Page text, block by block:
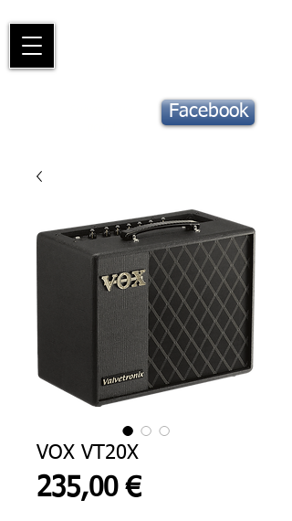
Facebook
VOX VT20X
235,00 €Prix